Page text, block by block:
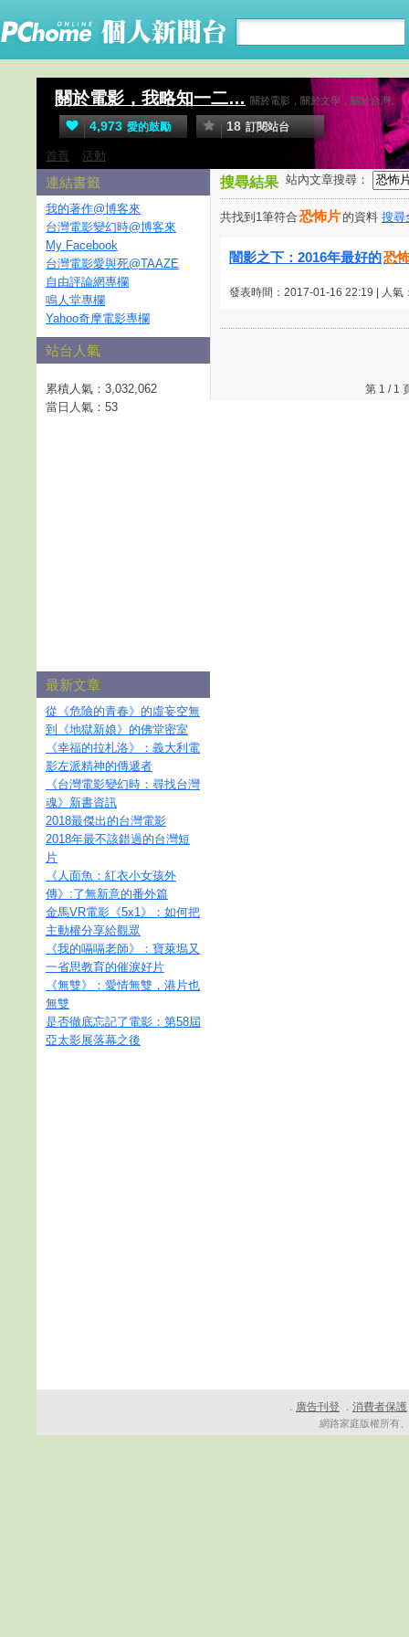
關於電影，我略知一二… 關於電影，關於文學，關於台灣。
4,973 愛的鼓勵 18 訂閱站台
首頁 活動
搜尋結果 站內文章搜尋：
共找到1筆符合 恐怖片 的資料 搜尋
闇影之下：2016年最好的恐
發表時間：2017-01-16 22:19 | 人氣
第 1 /
連結書籤
我的著作@博客來
台灣電影變幻時@博客來
My Facebook
台灣電影愛與死@TAAZE
自由評論網專欄
鳴人堂專欄
Yahoo奇摩電影專欄
站台人氣
累積人氣： 3,032,062
當日人氣： 53
最新文章
從《危險的青春》的虛妄空無
到《地獄新娘》的佛堂密室
《幸福的拉札洛》：義大利電
影左派精神的傳遞者
《台灣電影變幻時：尋找台灣
魂》新書資訊
2018最傑出的台灣電影
2018年最不該錯過的台灣短
片
《人面魚：紅衣小女孩外
傳》:了無新意的番外篇
金馬VR電影《5x1》：如何把
主動權分享給觀眾
《我的嗝嗝老師》：寶萊塢又
一省思教育的催淚好片
《無雙》：愛情無雙，港片也
無雙
是否徹底忘記了電影：第58屆
亞太影展落幕之後
． 廣告刊登 ． 消費者保護
網路家庭版權所有